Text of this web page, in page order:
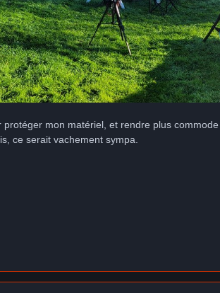
mon matériel, et rendre plus
ce serait vachement sympa.